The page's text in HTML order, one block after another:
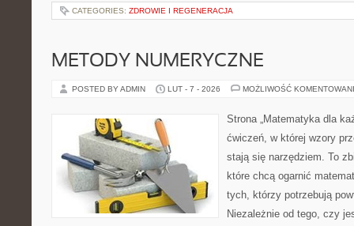
CATEGORIES: ZDROWIE I REGENERACJA
METODY NUMERYCZNE
POSTED BY ADMIN LUT - 7 - 2026 MOŻLIWOŚĆ
Strona „Matematyka dla
ćwiczeń, w której wzory
stają się narzędziem. To
które chcą ogarnić
tych, którzy potrzebują
Niezależnie od tego, czy